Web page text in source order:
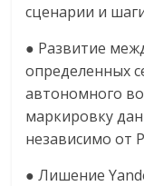
сценарии и
● Развитие
определенных
автономного
маркировку
независимо от
● Лишение